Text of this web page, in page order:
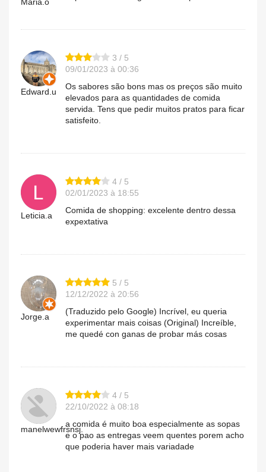
Edward.u
3 / 5
09/01/2023 à 00:36
Os sabores são bons mas os preços são muito
elevados para as quantidades de comida
servida. Tens que pedir muitos pratos para ficar
satisfeito.
Leticia.a
4 / 5
02/01/2023 à 18:55
Comida de shopping: excelente dentro dessa
expextativa
Jorge.a
5 / 5
12/12/2022 à 20:56
(Traduzido pelo Google) Incrível, eu queria
experimentar mais coisas (Original) Increíble,
me quedé con ganas de probar más cosas
manelwewfrsnsj.
4 / 5
22/10/2022 à 08:18
a comida é muito boa especialmente as sopas
e o pao as entregas veem quentes porem acho
que poderia haver mais variadade